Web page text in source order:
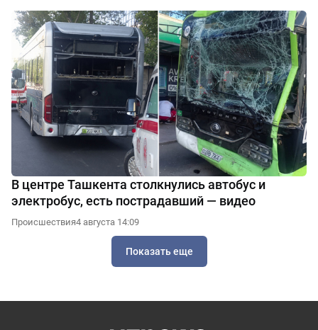
В центре Ташкента столкнулись автобус и
электробус, есть пострадавший — видео
Происшествия4 августа 14:09
Показать еще